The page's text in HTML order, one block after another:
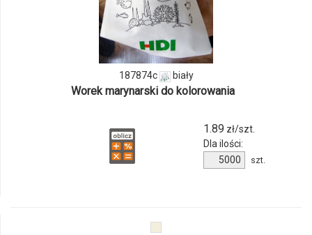
produktu
187874c biały
Worek marynarski do kolorowania
1.89 zł/szt.
Dla ilości:
Ilość
produktu
szt.